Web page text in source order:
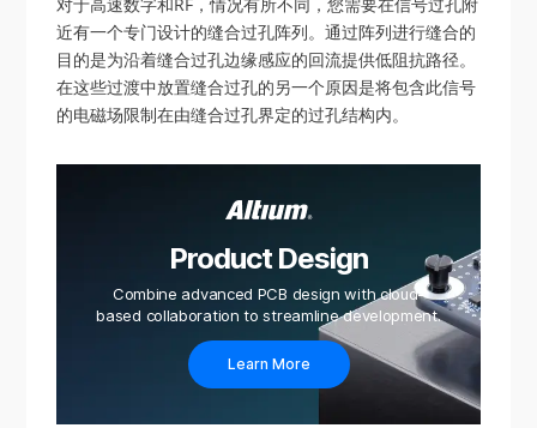
近有一个专门设计的缝合过孔阵列。通过阵列进行缝合的
目的是为沿着缝合过孔边缘感应的回流提供低阻抗路径。
在这些过渡中放置缝合过孔的另一个原因是将包含此信号
的电磁场限制在由缝合过孔界定的过孔结构内。
Product Design
Combine advanced PCB design with cloud-
based collaboration to streamline development.
Learn More